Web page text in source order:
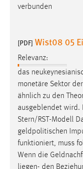
verbunden
[PDF] Wist08 05
Relevanz:
das
monetäre Sektor
ähnlich zu den
ausgeblendet wird.
Stern/RST-Modell
geldpolitischen
funktioniert, muss
Wenn die
liegen- den